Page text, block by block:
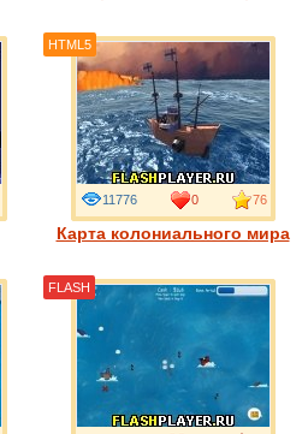
Карта колониального мира
11776 0 76
HTML5
FLASH